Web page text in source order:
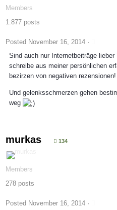
Members
1.877 posts
Posted November 16, 2014 ·
Sind auch nur Internetbeiträge
schreibe aus meiner persönlichen
bezirzen von negativen rezensionen!
Und gelenksschmerzen gehen
weg
murkas 134
Members
278 posts
Posted November 16, 2014 ·